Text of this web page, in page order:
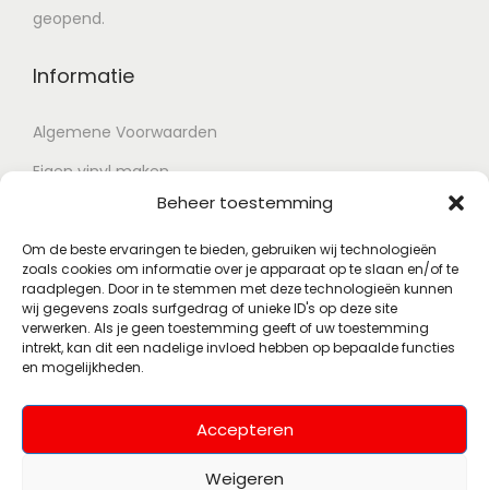
Beheer toestemming
Om de beste ervaringen te bieden, gebruiken wij technologieën
zoals cookies om informatie over je apparaat op te slaan en/of te
raadplegen. Door in te stemmen met deze technologieën kunnen
wij gegevens zoals surfgedrag of unieke ID's op deze site
verwerken. Als je geen toestemming geeft of uw toestemming
intrekt, kan dit een nadelige invloed hebben op bepaalde functies
en mogelijkheden.
Accepteren
Weigeren
geopend.
Informatie
Algemene Voorwaarden
Eigen vinyl maken
Retour voorwaarden
Contact
Account
Mijn account
Wenslijst